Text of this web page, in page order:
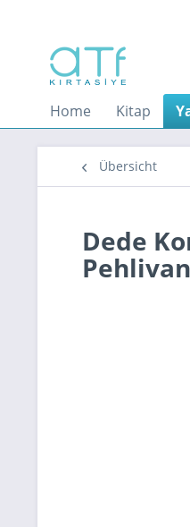
Home Kitap
Übersicht
Dede
Pehlivan